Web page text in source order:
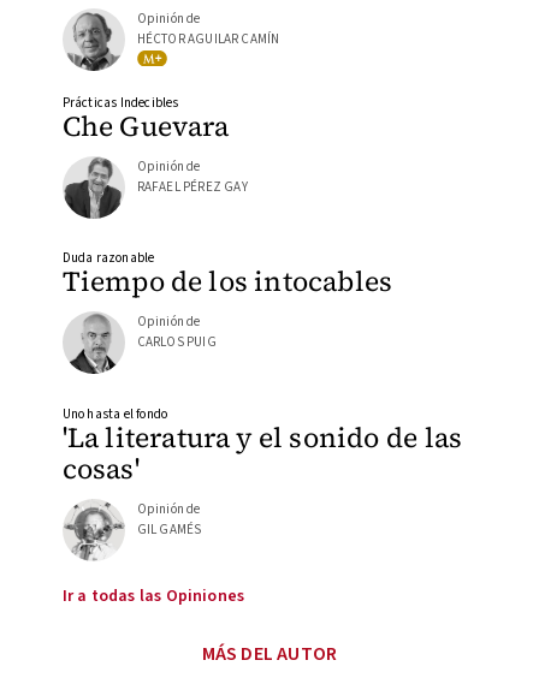
Opinión de
HÉCTOR AGUILAR CAMÍN
Che Guevara
Prácticas Indecibles
Opinión de
RAFAEL PÉREZ GAY
Tiempo de los intocables
Duda razonable
Opinión de
CARLOS PUIG
'La literatura y el sonido de las
cosas'
Uno hasta el fondo
Opinión de
GIL GAMÉS
Ir a todas las Opiniones
MÁS DEL AUTOR